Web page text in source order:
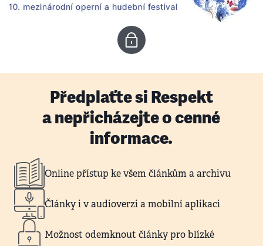
Předplaťte si Respekt
a nepřicházejte o cenné
informace.
Online přístup ke všem článkům a archivu
Články i v audioverzi a mobilní aplikaci
Možnost odemknout články pro blízké